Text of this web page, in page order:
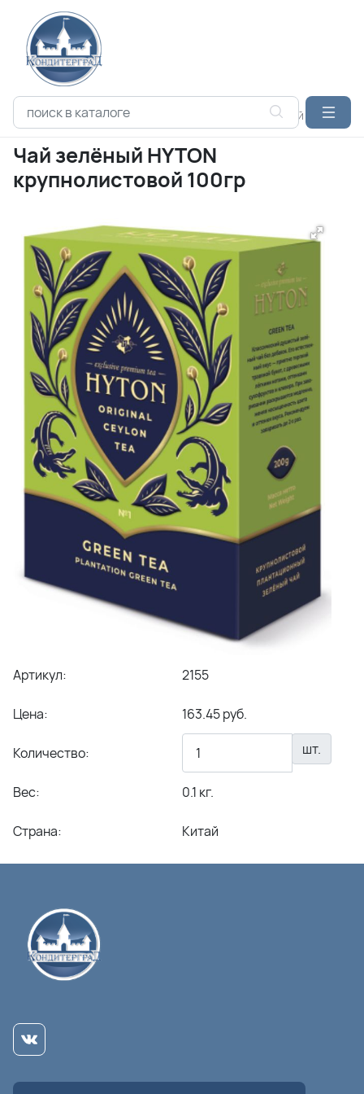
Каталог продукции Чай зелёный HYTON
Чай зелёный HYTON
крупнолистовой 100гр
Артикул: 2155
Цена: 163.45 руб.
Количество: шт.
Вес: 0.1 кг.
Страна: Китай